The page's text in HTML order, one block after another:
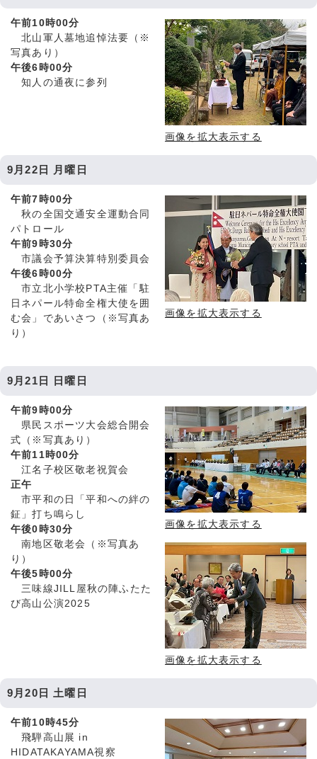
画像を拡大表示する
午前10時00分
北山軍人墓地追悼法要（※
写真あり）
午後6時00分
知人の通夜に参列
9月22日 月曜日
画像を拡大表示する
午前7時00分
秋の全国交通安全運動合同
パトロール
午前9時30分
市議会予算決算特別委員会
午後6時00分
市立北小学校PTA主催「駐
日ネパール特命全権大使を囲
む会」であいさつ（※写真あ
り）
9月21日 日曜日
画像を拡大表示する
画像を拡大表示する
午前9時00分
県民スポーツ大会総合開会
式（※写真あり）
午前11時00分
江名子校区敬老祝賀会
正午
市平和の日「平和への絆の
鉦」打ち鳴らし
午後0時30分
南地区敬老会（※写真あ
り）
午後5時00分
三味線JILL屋秋の陣ふたた
び高山公演2025
9月20日 土曜日
午前10時45分
飛騨高山展 in
HIDATAKAYAMA視察